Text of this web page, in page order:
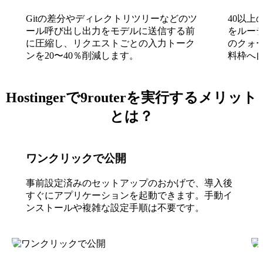
Gitの差分やディレクトリツリーなどのツ
ール呼び出し出力をモデルに送信する前
に圧縮し、リクエストごとの入力トーク
ンを20〜40％削減します。
40以上
をルー
のクォ
料枠へ
Hostingerで9routerを実行するメリット
とは？
ワンクリックで公開
事前設定済みのセットアップのおかげで、導入後
すぐにアプリケーションを起動できます。手動イ
ンストールや複雑な設定手順は不要です。